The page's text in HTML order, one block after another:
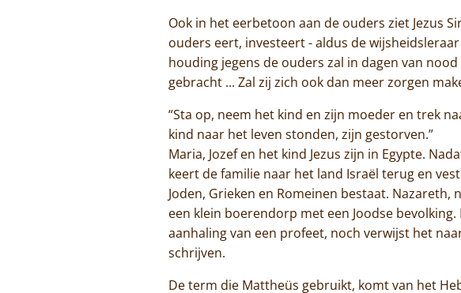
Ook in het eerbetoon aan de ouders ziet Jezus
ouders eert, investeert - aldus de
houding jegens de ouders zal in dagen van
gebracht ... Zal zij zich ook dan meer zorgen
“Sta op, neem het kind en zijn moeder en trek
kind naar het leven stonden, zijn gestorven.”
Maria, Jozef en het kind Jezus zijn in Egypte.
keert de familie naar het land Israël terug en
Joden, Grieken en Romeinen bestaat.
een klein boerendorp met een Joodse
aanhaling van een profeet, noch verwijst het
schrijven.
De term die Mattheüs gebruikt, komt van het